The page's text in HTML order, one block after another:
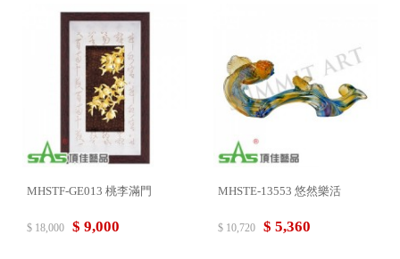
MHSTF-GE013 桃李滿門
$ 18,000 $ 9,000
MHSTE-13553 悠然樂活
$ 10,720 $ 5,360